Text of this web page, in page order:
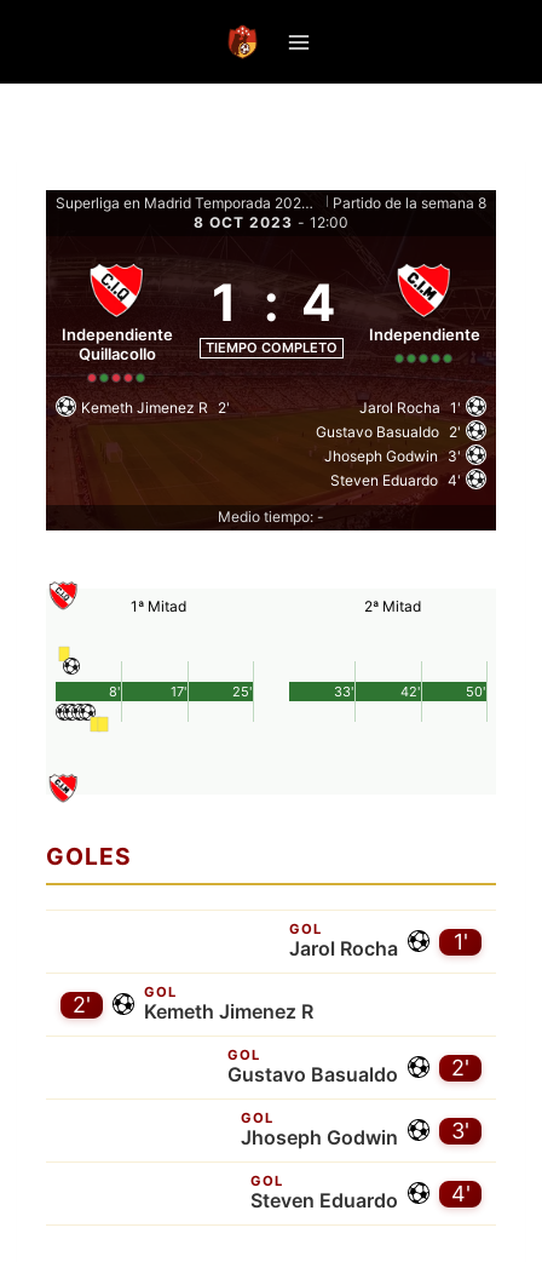
Superliga en Madrid Temporada 2023 Clausura - Fase de grupos
Partido de la semana 8
8 OCT 2023 - 12:00
Independiente
Quillacollo
1 : 4
TIEMPO COMPLETO
Independiente
Kemeth Jimenez R 2' Jarol Rocha 1'
Gustavo Basualdo 2'
Jhoseph Godwin 3'
Steven Eduardo 4'
Medio tiempo: -
1ª Mitad
25'
8' 17'
2ª Mitad
50'
33' 42'
GOLES
1'
GOL
Jarol Rocha
GOL
Kemeth Jimenez R
2'
2'
GOL
Gustavo Basualdo
3'
GOL
Jhoseph Godwin
4'
GOL
Steven Eduardo